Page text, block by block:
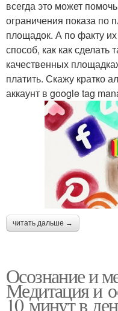
всегда это может
ограничения показа по
площадок. А по факту
способ, как как
качественных
платить. Скажу кратко
аккаунт в google tag
читать дальше →
Осознание и
Медитация и
10 минут в